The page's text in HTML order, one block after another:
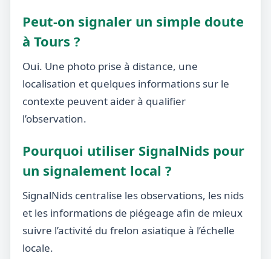
Peut-on signaler un simple doute
à Tours ?
Oui. Une photo prise à distance, une
localisation et quelques informations sur le
contexte peuvent aider à qualifier
l’observation.
Pourquoi utiliser SignalNids pour
un signalement local ?
SignalNids centralise les observations, les nids
et les informations de piégeage afin de mieux
suivre l’activité du frelon asiatique à l’échelle
locale.